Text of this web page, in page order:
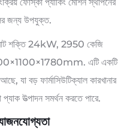
ফোস্কা প্যাকিং মেশিন স্থাপনের
জন্য উপযুক্ত.
শক্তি 24kW, 2950 কেজি
এটি একটি
যা বড় ফার্মাসিউটিক্যাল কারখানার
উত্পাদন সমর্থন করতে পারে.